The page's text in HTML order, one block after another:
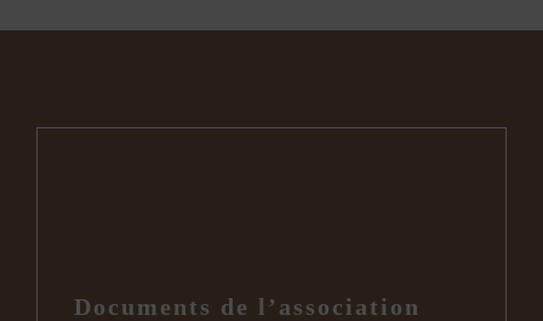
Documents de l’association